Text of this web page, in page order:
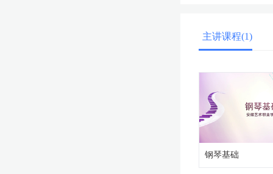
主讲课程(1)
钢琴基础